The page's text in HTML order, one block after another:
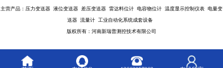
主营产品：压力变送器 液位变送器 差压变送器 雷达料位计 电容物位计 温度显示控制仪表 电量变
送器 流量计 工业自动化系统成套设备
版权所有：河南新瑞普测控技术有限公司